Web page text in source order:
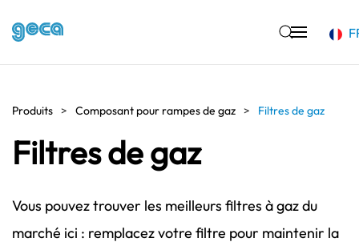
Produits Composant pour rampes de gaz Filtres de gaz
Filtres de gaz
Vous pouvez trouver les meilleurs filtres à gaz du
marché ici : remplacez votre filtre pour maintenir la